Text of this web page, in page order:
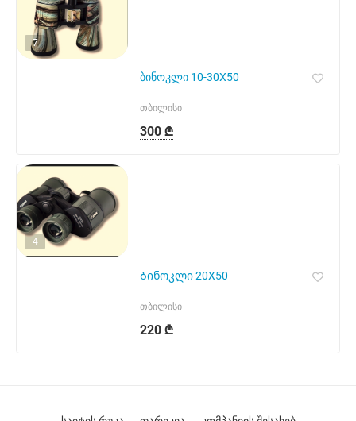
7
ბინოკლი 10-30X50
300 ₾
თბილისი
4
Ბინოკლი 20X50
220 ₾
თბილისი